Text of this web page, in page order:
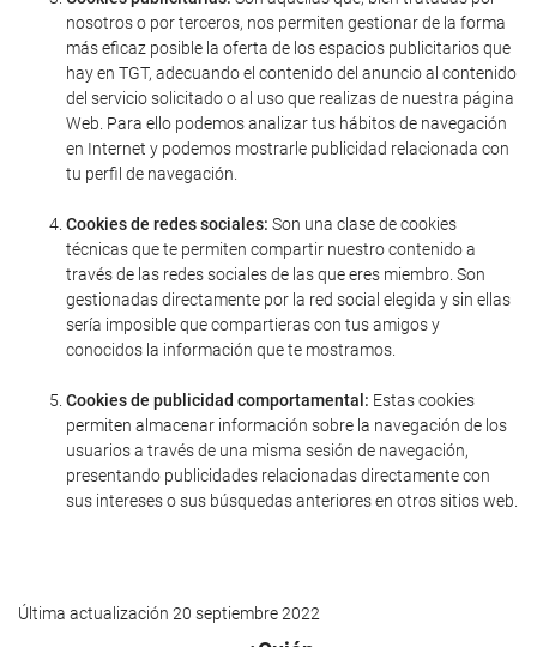
nosotros o por terceros, nos permiten gestionar de la forma
más eficaz posible la oferta de los espacios publicitarios que
hay en TGT, adecuando el contenido del anuncio al contenido
del servicio solicitado o al uso que realizas de nuestra página
Web. Para ello podemos analizar tus hábitos de navegación
en Internet y podemos mostrarle publicidad relacionada con
tu perfil de navegación.
Cookies de redes sociales: Son una clase de cookies
técnicas que te permiten compartir nuestro contenido a
través de las redes sociales de las que eres miembro. Son
gestionadas directamente por la red social elegida y sin ellas
sería imposible que compartieras con tus amigos y
conocidos la información que te mostramos.
Cookies de publicidad comportamental: Estas cookies
permiten almacenar información sobre la navegación de los
usuarios a través de una misma sesión de navegación,
presentando publicidades relacionadas directamente con
sus intereses o sus búsquedas anteriores en otros sitios web.
Última actualización 20 septiembre 2022